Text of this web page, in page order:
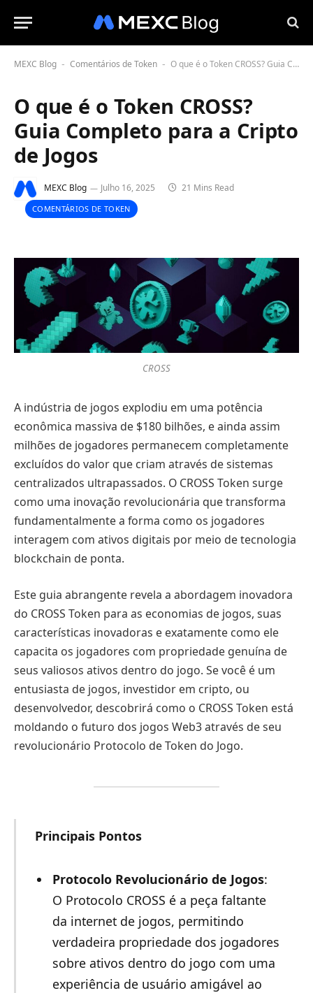
MEXC Blog - Comentários de Token - O que é o Token CROSS? Guia Completo para a Cripto de Jogos
O que é o Token CROSS?
Guia Completo para a Cripto
de Jogos
MEXC Blog Julho 16, 2025 21 Mins Read
COMENTÁRIOS DE TOKEN
CROSS
A indústria de jogos explodiu em uma potência
econômica massiva de $180 bilhões, e ainda assim
milhões de jogadores permanecem completamente
excluídos do valor que criam através de sistemas
centralizados ultrapassados. O CROSS Token surge
como uma inovação revolucionária que transforma
fundamentalmente a forma como os jogadores
interagem com ativos digitais por meio de tecnologia
blockchain de ponta.
Este guia abrangente revela a abordagem inovadora
do CROSS Token para as economias de jogos, suas
características inovadoras e exatamente como ele
capacita os jogadores com propriedade genuína de
seus valiosos ativos dentro do jogo. Se você é um
entusiasta de jogos, investidor em cripto, ou
desenvolvedor, descobrirá como o CROSS Token está
moldando o futuro dos jogos Web3 através de seu
revolucionário Protocolo de Token do Jogo.
Principais Pontos
Protocolo Revolucionário de Jogos:
O Protocolo CROSS é a peça faltante
da internet de jogos, permitindo
verdadeira propriedade dos jogadores
sobre ativos dentro do jogo com uma
experiência de usuário amigável ao